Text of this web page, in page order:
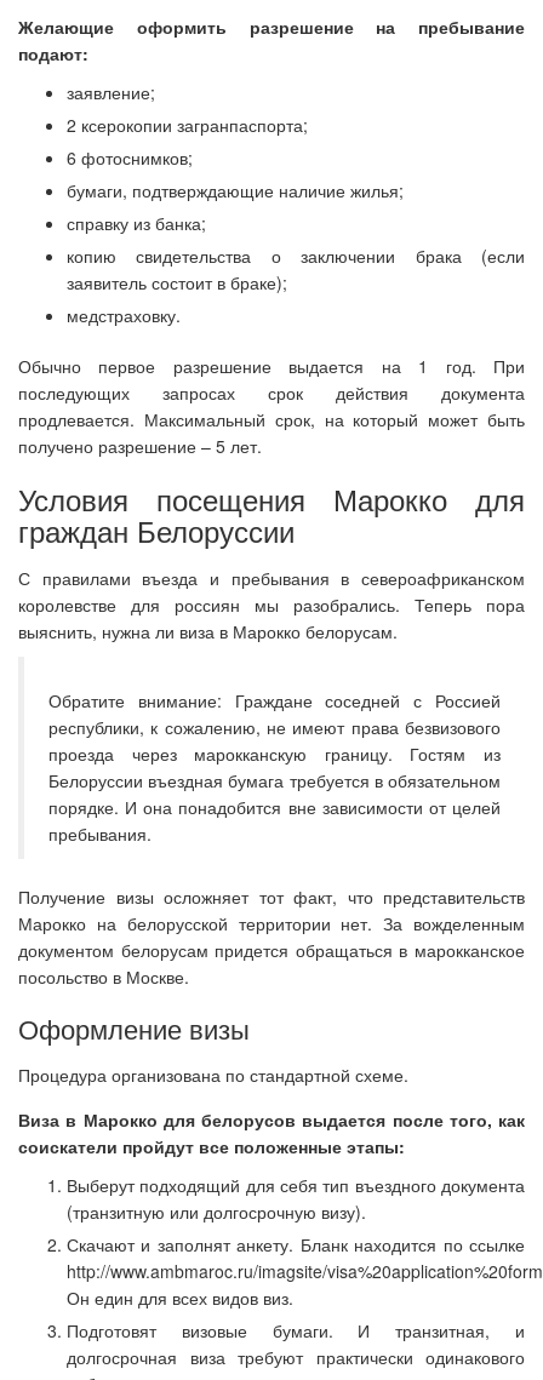
Желающие оформить разрешение на пребывание
подают:
заявление;
2 ксерокопии загранпаспорта;
6 фотоснимков;
бумаги, подтверждающие наличие жилья;
справку из банка;
копию свидетельства о заключении брака (если
заявитель состоит в браке);
медстраховку.
Обычно первое разрешение выдается на 1 год. При
последующих запросах срок действия документа
продлевается. Максимальный срок, на который может быть
получено разрешение – 5 лет.
Условия посещения Марокко для
граждан Белоруссии
С правилами въезда и пребывания в североафриканском
королевстве для россиян мы разобрались. Теперь пора
выяснить, нужна ли виза в Марокко белорусам.
Обратите внимание: Граждане соседней с Россией
республики, к сожалению, не имеют права безвизового
проезда через марокканскую границу. Гостям из
Белоруссии въездная бумага требуется в обязательном
порядке. И она понадобится вне зависимости от целей
пребывания.
Получение визы осложняет тот факт, что представительств
Марокко на белорусской территории нет. За вожделенным
документом белорусам придется обращаться в марокканское
посольство в Москве.
Оформление визы
Процедура организована по стандартной схеме.
Виза в Марокко для белорусов выдается после того, как
соискатели пройдут все положенные этапы:
Выберут подходящий для себя тип въездного документа
(транзитную или долгосрочную визу).
Скачают и заполнят анкету. Бланк находится по ссылке
http://www.ambmaroc.ru/imagsite/
Он един для всех видов виз.
Подготовят визовые бумаги. И транзитная, и
долгосрочная виза требуют практически одинакового